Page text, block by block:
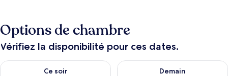
Options de chambre
Vérifiez la disponibilité pour ces dates.
Ce soir
Vérifier la disponibilité pour ce soir août 8 - août 9
Demain
Vérifier la disponibilité pour